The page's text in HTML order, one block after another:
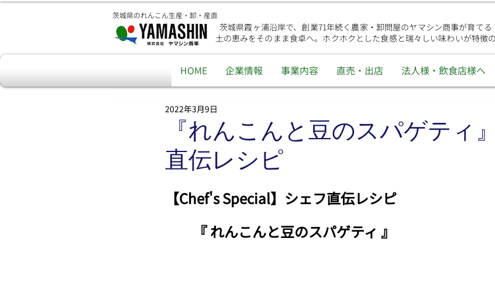
茨城県のれんこん生産・卸・産直
茨城県霞ヶ浦沿岸で、創業71年続く農家・卸問屋のヤマシン商事が育て
土の恵みをそのまま食卓へ。ホクホクとした食感と瑞々しい味わいが特徴
HOME 企業情報 事業内容 直売・出店 法人様・飲食店様へ
『れんこんと豆のスパゲティ
直伝レシピ
2022年3月9日
【Chef's Special】シェフ直伝レシピ
『 れんこんと豆のスパゲティ 』